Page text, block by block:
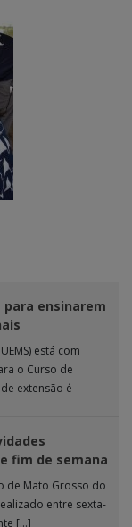
para ensinarem
está com
o Curso de
extensão é
fim de semana
de Mato Grosso do
entre sexta-
[…]